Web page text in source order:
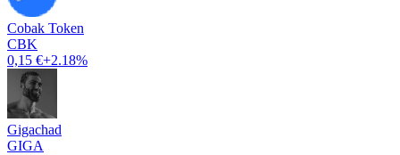
Cobak Token
CBK
0,15 €+2.18%
Gigachad
GIGA